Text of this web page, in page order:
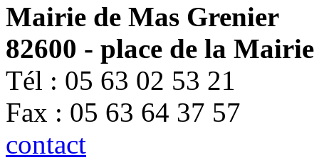
Mairie de Mas Grenier
82600 - place de la Mairie
Tél : 05 63 02 53 21
Fax : 05 63 64 37 57
contact